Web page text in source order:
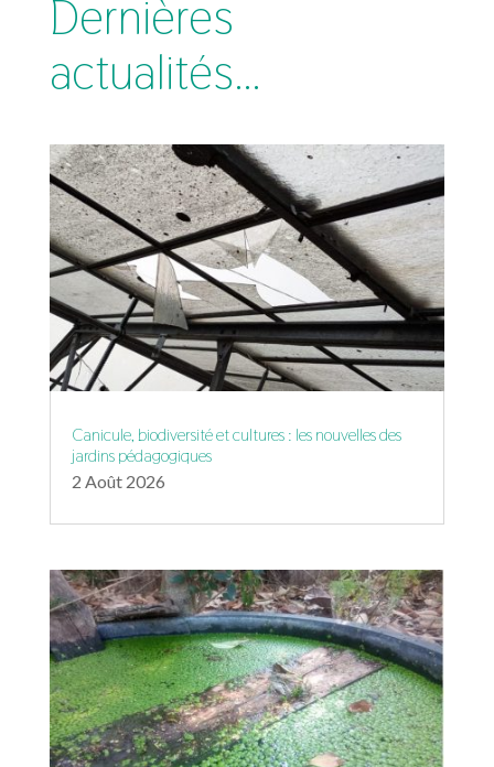
Dernières
actualités…
Canicule, biodiversité et cultures : les nouvelles des
jardins pédagogiques
2 Août 2026